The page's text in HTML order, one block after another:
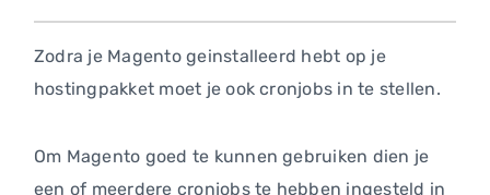
Zodra je Magento geinstalleerd hebt op je
hostingpakket moet je ook cronjobs in te stellen.
Om Magento goed te kunnen gebruiken dien je
een of meerdere cronjobs te hebben ingesteld in